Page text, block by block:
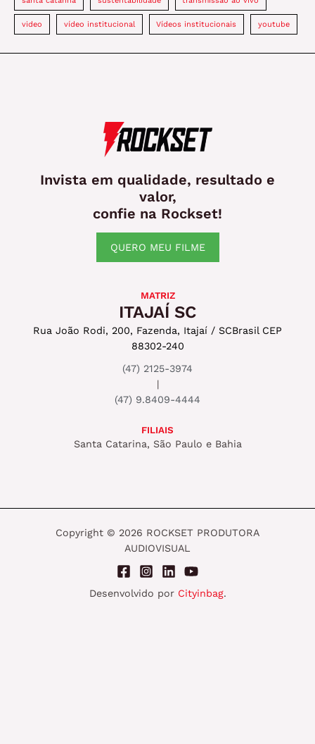
video vídeo institucional Vídeos institucionais youtube
Invista em qualidade, resultado e
valor,
confie na Rockset!
QUERO MEU FILME
MATRIZ
ITAJAÍ SC
Rua João Rodi, 200, Fazenda, Itajaí / SCBrasil CEP
88302-240
(47) 2125-3974
|
(47) 9.8409-4444
FILIAIS
Santa Catarina, São Paulo e Bahia
Copyright © 2026 ROCKSET PRODUTORA
AUDIOVISUAL
Desenvolvido por Cityinbag.